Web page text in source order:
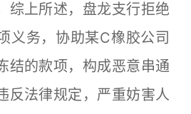
综上所述，盘龙支行拒绝
义务，协助某C橡胶公司
结的款项，构成恶意串通
反法律规定，严重妨害人